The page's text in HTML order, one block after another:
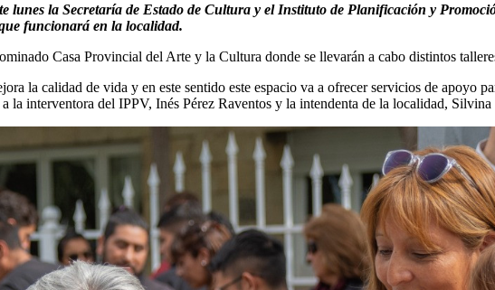
lunes la Secretaría de Estado de Cultura y el Instituto de Planificación y
funcionará en la localidad.
Casa Provincial del Arte y la Cultura donde se llevarán a cabo distintos
la calidad de vida y en este sentido este espacio va a ofrecer servicios de apoyo
la interventora del IPPV, Inés Pérez Raventos y la intendenta de la localidad,